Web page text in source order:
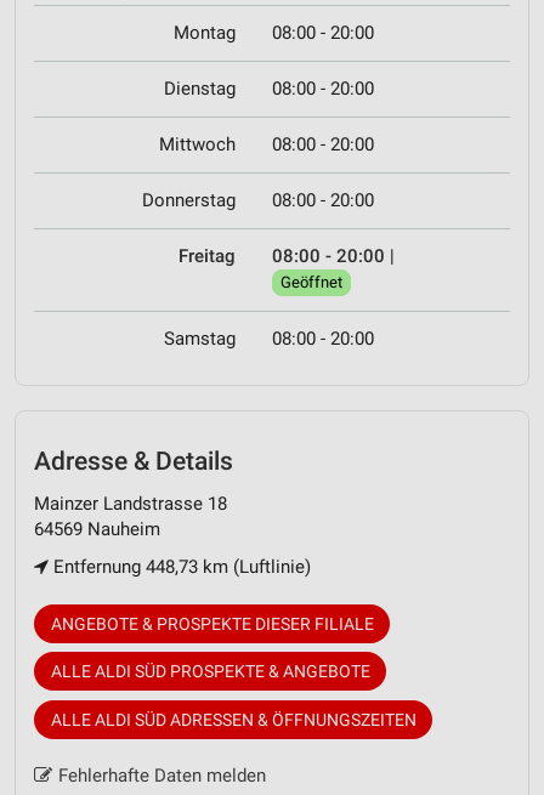
Montag 08:00 - 20:00
Dienstag 08:00 - 20:00
Mittwoch 08:00 - 20:00
Donnerstag 08:00 - 20:00
Freitag 08:00 - 20:00 |
Geöffnet
Samstag 08:00 - 20:00
Adresse & Details
Mainzer Landstrasse 18
64569 Nauheim
Entfernung 448,73 km (Luftlinie)
ANGEBOTE & PROSPEKTE DIESER FILIALE
ALLE ALDI SÜD PROSPEKTE & ANGEBOTE
ALLE ALDI SÜD ADRESSEN & ÖFFNUNGSZEITEN
Fehlerhafte Daten melden